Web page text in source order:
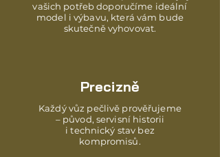
vašich potřeb doporučíme ideální
model i výbavu, která vám bude
skutečně vyhovovat.
Precizně
Každý vůz pečlivě prověřujeme
– původ, servisní historii
i technický stav bez
kompromisů.